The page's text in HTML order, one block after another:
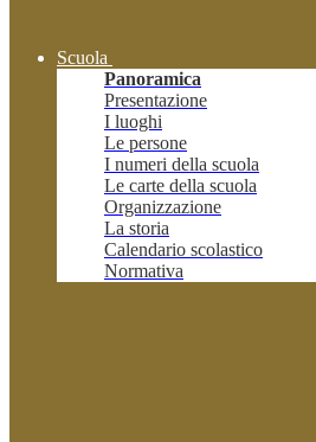
Scuola
Panoramica
Presentazione
I luoghi
Le persone
I numeri della scuola
Le carte della scuola
Organizzazione
La storia
Calendario scolastico
Normativa